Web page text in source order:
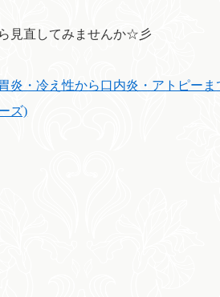
見直してみませんか☆彡
炎・冷え性から口内炎・アトピー
ズ)